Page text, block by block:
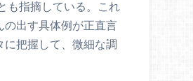
も指摘している。これ
の出す具体例が正直言
把握して、微細な調